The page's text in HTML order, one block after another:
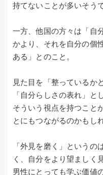
持てないことが多いそうで
一方、他国の方々は「自
かより、それを自分の個
ある」とのこと。
見た目を「整っているか
「自分らしさの表れ」と
そういう視点を持つこと
とにもつながるのかもし
「外見を磨く」というの
く、自分をより望ましく
男性にとっても学ぶ価値